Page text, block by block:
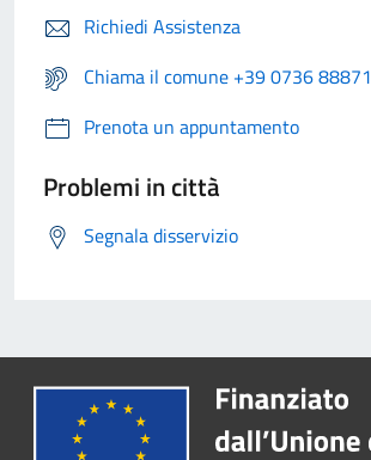
Richiedi Assistenza
Chiama il comune +39 0736 88871
Prenota un appuntamento
Problemi in città
Segnala disservizio